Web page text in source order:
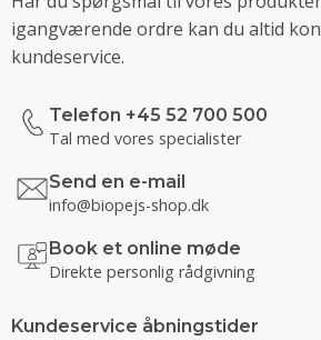
igangværende ordre kan du altid
kundeservice.
Telefon +45 52 700 500
Tal med vores specialister
Send en e-mail
info@biopejs-shop.dk
Book et online møde
Direkte personlig rådgivning
Kundeservice åbningstider